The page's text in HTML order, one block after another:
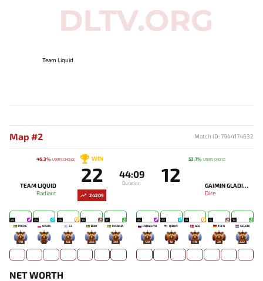
Team Liquid
Map #2 Match ID: 7944174632
46.3% USERS' CHOICE
24209
TEAM LIQUID
Radiant
WIN
22 44:09
Duration 12
GAIMIN GLADIATORS
Dire
53.7% USERS' CHOICE
26
MICKE
178
24
NISHA
-
26
33
132
18
BOXI
355
17
INSANIA
361
25
DYRACHYO
130
22
QUINN
18
19
ACE
419
15
TOFU
29
18
SELERI
222
NET WORTH